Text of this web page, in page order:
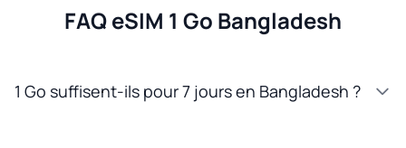
FAQ eSIM 1 Go Bangladesh
1 Go suffisent-ils pour 7 jours en Bangladesh ?